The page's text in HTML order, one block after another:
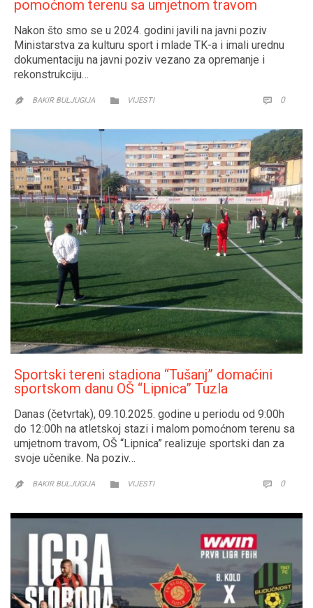
pomoćnom terenu sa umjetnom travom
Nakon što smo se u 2024. godini javili na javni poziv
Ministarstva za kulturu sport i mlade TK-a i imali urednu
dokumentaciju na javni poziv vezano za opremanje i
rekonstrukciju…
 BAKIR BULJUGIJA  CATEGORY
VIJESTI  0
Sportski tereni stadiona “Tušanj” domaćini
sportskom danu OŠ “Lipnica” Tuzla
Danas (četvrtak), 09.10.2025. godine u periodu od 9:00h
do 12:00h na atletskoj stazi i malom pomoćnom terenu sa
umjetnom travom, OŠ “Lipnica” realizuje sportski dan za
svoje učenike. Na poziv…
 BAKIR BULJUGIJA  CATEGORY
VIJESTI  0